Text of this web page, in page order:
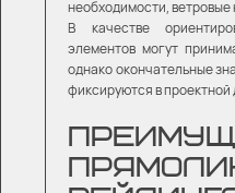
необходимости, ветровые
В качестве
элементов могут
однако окончательные
фиксируются в проектной